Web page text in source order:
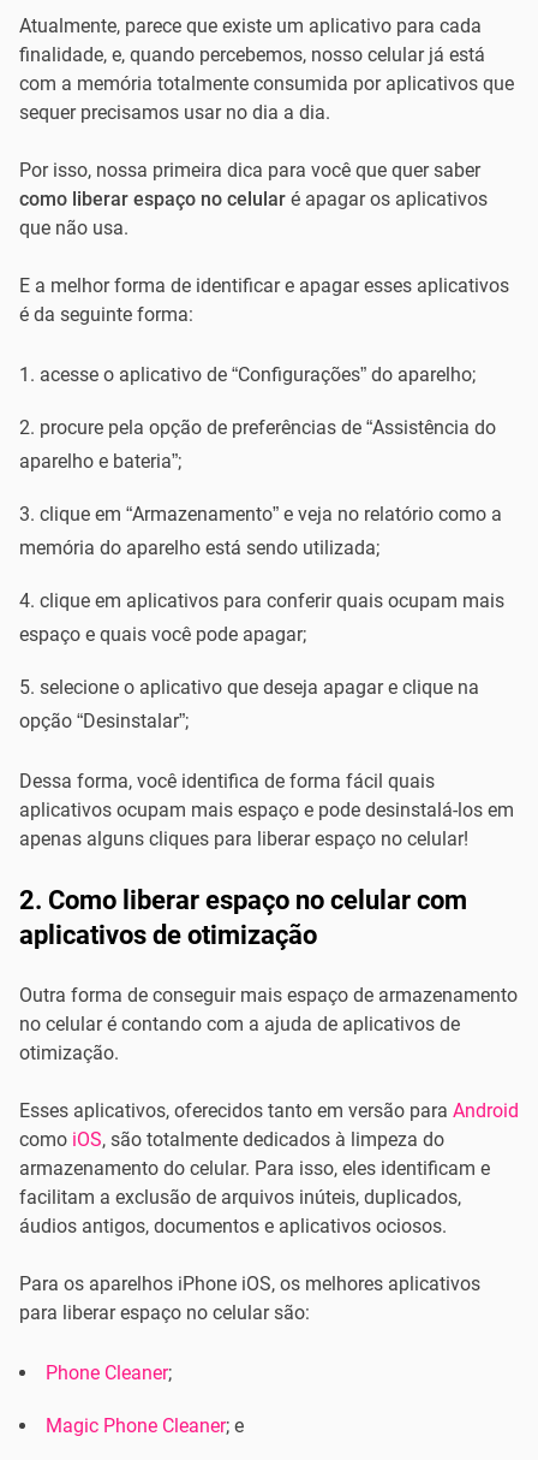
Atualmente, parece que existe um aplicativo para cada
finalidade, e, quando percebemos, nosso celular já está
com a memória totalmente consumida por aplicativos que
sequer precisamos usar no dia a dia.
Por isso, nossa primeira dica para você que quer saber
como liberar espaço no celular é apagar os aplicativos
que não usa.
E a melhor forma de identificar e apagar esses aplicativos
é da seguinte forma:
acesse o aplicativo de “Configurações” do aparelho;
procure pela opção de preferências de “Assistência do
aparelho e bateria”;
clique em “Armazenamento” e veja no relatório como a
memória do aparelho está sendo utilizada;
clique em aplicativos para conferir quais ocupam mais
espaço e quais você pode apagar;
selecione o aplicativo que deseja apagar e clique na
opção “Desinstalar”;
Dessa forma, você identifica de forma fácil quais
aplicativos ocupam mais espaço e pode desinstalá-los em
apenas alguns cliques para liberar espaço no celular!
2. Como liberar espaço no celular com
aplicativos de otimização
Outra forma de conseguir mais espaço de armazenamento
no celular é contando com a ajuda de aplicativos de
otimização.
Esses aplicativos, oferecidos tanto em versão para Android
como iOS, são totalmente dedicados à limpeza do
armazenamento do celular. Para isso, eles identificam e
facilitam a exclusão de arquivos inúteis, duplicados,
áudios antigos, documentos e aplicativos ociosos.
Para os aparelhos iPhone iOS, os melhores aplicativos
para liberar espaço no celular são:
Phone Cleaner;
Magic Phone Cleaner; e